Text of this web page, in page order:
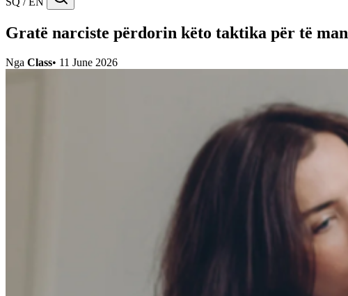
Gratë narciste përdorin këto taktika për të
Nga Class• 11 June 2026